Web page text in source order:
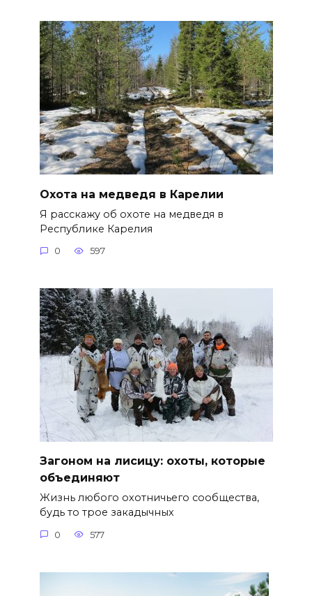
Охота на медведя в Карелии
Я расскажу об охоте на медведя в
Республике Карелия
0 597
Загоном на лисицу: охоты, которые
объединяют
Жизнь любого охотничьего сообщества,
будь то трое закадычных
0 577